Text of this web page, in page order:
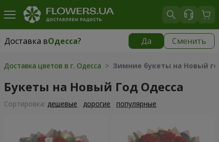
Доставка вОдесса? Да Сменить
Доставка вОдесса
Доставка цветов в г. Одесса > Зимние букеты на Новый
Букеты на Новый Год Одесса
Cортировка: дешевые дорогие популярные